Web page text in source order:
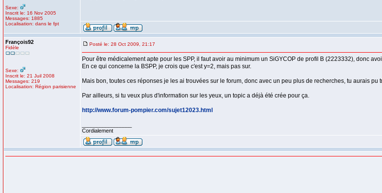
Sexe:
Inscrit le: 16 Nov 2005
Messages: 1885
Localisation: dans le fpt
François92
Fidèle
Sexe:
Inscrit le: 21 Juil 2008
Messages: 219
Localisation: Région parisienne
Posté le: 28 Oct 2009, 21:17
Pour être médicalement apte pour les SPP, il faut avoir au minimum un SiGYCOP de profil B (2223332), donc
En ce qui concerne la BSPP, je crois que c'est y=2, mais pas sur.
Mais bon, toutes ces réponses je les ai trouvées sur le forum, donc avec un peu plus de recherches, tu aurais pu
Par ailleurs, si tu veux plus d'information sur les yeux, un topic a déjà été crée pour ça.
http://www.forum-pompier.com/sujet12023.html
Cordialement